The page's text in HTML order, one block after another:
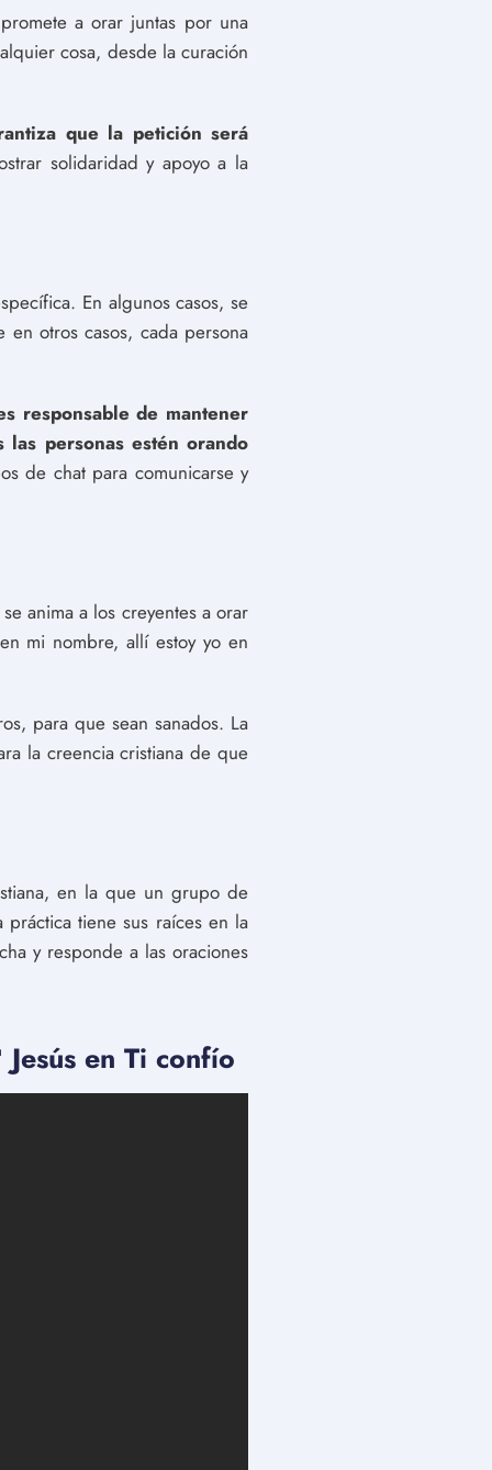
a orar juntas por una
cosa, desde la curación
que la petición será
solidaridad y apoyo a la
En algunos casos, se
otros casos, cada persona
responsable de mantener
personas estén orando
de chat para comunicarse y
anima a los creyentes a orar
mi nombre, allí estoy yo en
para que sean sanados. La
la creencia cristiana de que
en la que un grupo de
tiene sus raíces en la
y responde a las oraciones
en Ti confío